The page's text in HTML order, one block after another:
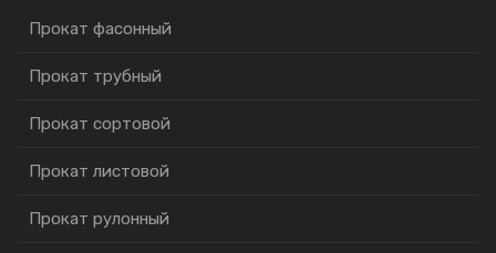
Прокат фасонный
Прокат трубный
Прокат сортовой
Прокат листовой
Прокат рулонный